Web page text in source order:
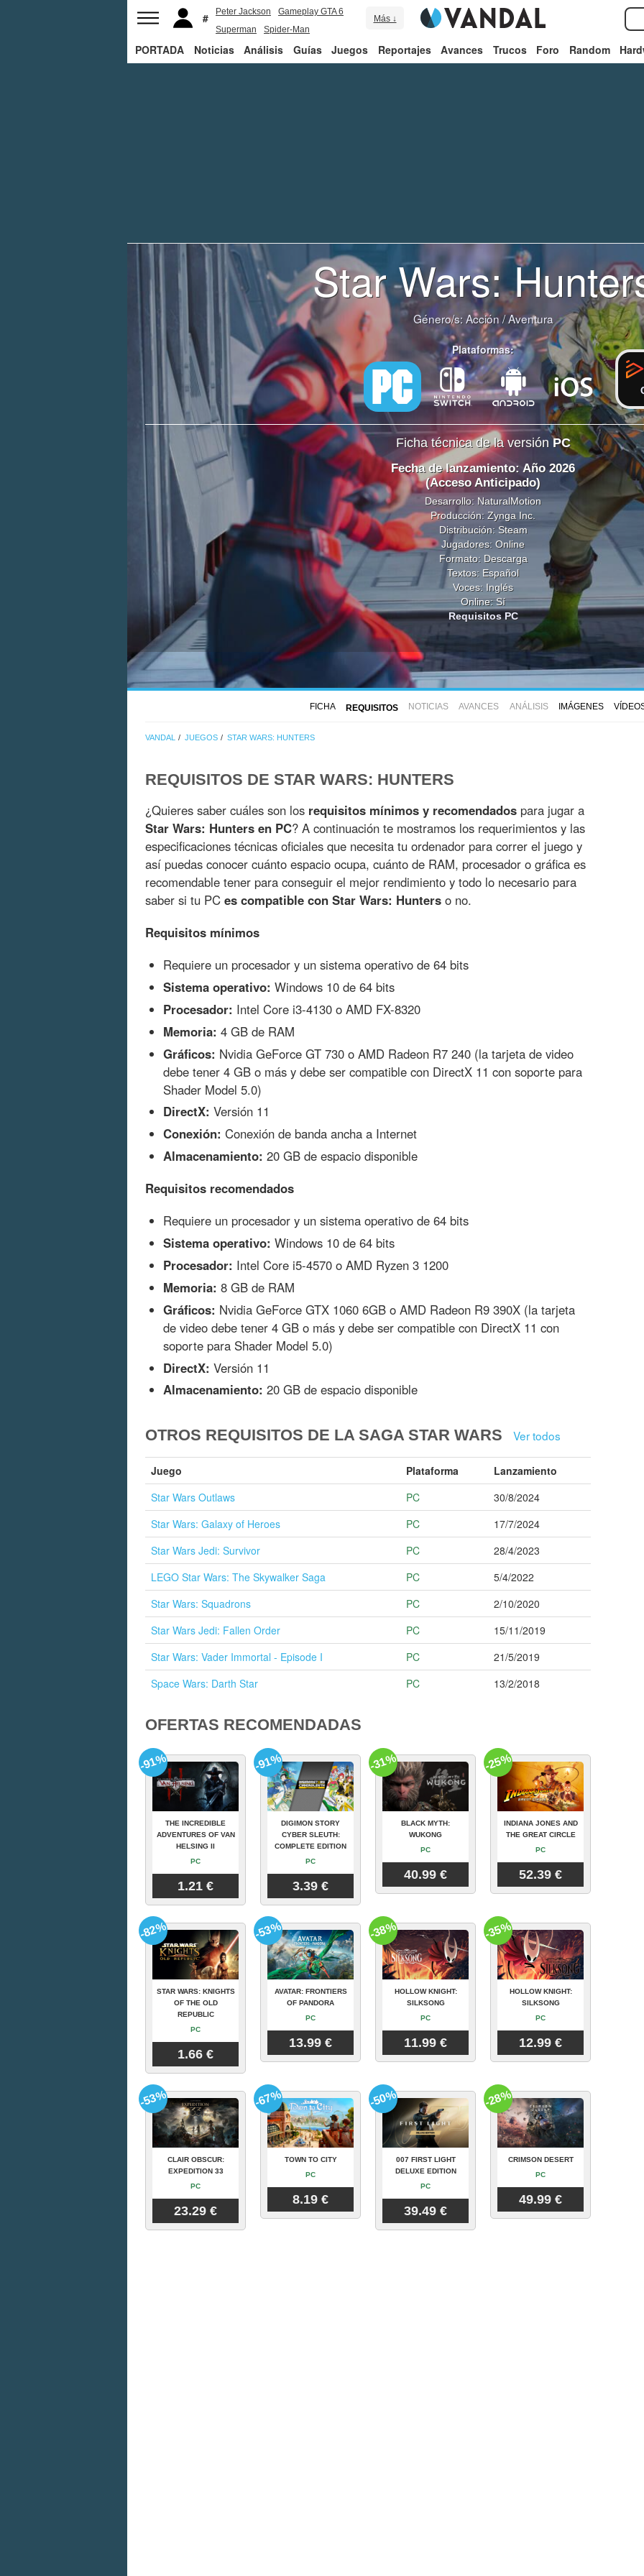
Peter Jackson
Gameplay GTA 6
Superman
Spider-Man
Más ↓
PORTADA Noticias Análisis Guías Juegos Reportajes Avances Trucos Foro Random
Star Wars:
Género/s:Acción /Aventura
Plataformas:
Ficha técnica de la versión PC
Fecha de lanzamiento: Año 2026
(Acceso Anticipado)
Desarrollo: NaturalMotion
Producción: Zynga Inc.
Distribución: Steam
Jugadores: Online
Formato: Descarga
Textos: Español
Voces: Inglés
Online: Sí
Requisitos PC
FICHA REQUISITOS NOTICIAS AVANCES ANÁLISIS IMÁGENES
VANDAL JUEGOS STAR WARS: HUNTERS
REQUISITOS DE STAR WARS: HUNTERS
¿Quieres saber cuáles son los requisitos mínimos y recomendados para jugar a
Star Wars: Hunters en PC? A continuación te mostramos los requerimientos y las
especificaciones técnicas oficiales que necesita tu ordenador para correr el juego y
así puedas conocer cuánto espacio ocupa, cuánto de RAM, procesador o gráfica es
recomendable tener para conseguir el mejor rendimiento y todo lo necesario para
saber si tu PC es compatible con Star Wars: Hunters o no.
Requisitos mínimos
Requiere un procesador y un sistema operativo de 64 bits
Sistema operativo: Windows 10 de 64 bits
Procesador: Intel Core i3-4130 o AMD FX-8320
Memoria: 4 GB de RAM
Gráficos: Nvidia GeForce GT 730 o AMD Radeon R7 240 (la tarjeta de video
debe tener 4 GB o más y debe ser compatible con DirectX 11 con soporte para
Shader Model 5.0)
DirectX: Versión 11
Conexión: Conexión de banda ancha a Internet
Almacenamiento: 20 GB de espacio disponible
Requisitos recomendados
Requiere un procesador y un sistema operativo de 64 bits
Sistema operativo: Windows 10 de 64 bits
Procesador: Intel Core i5-4570 o AMD Ryzen 3 1200
Memoria: 8 GB de RAM
Gráficos: Nvidia GeForce GTX 1060 6GB o AMD Radeon R9 390X (la tarjeta
de video debe tener 4 GB o más y debe ser compatible con DirectX 11 con
soporte para Shader Model 5.0)
DirectX: Versión 11
Almacenamiento: 20 GB de espacio disponible
OTROS REQUISITOS DE LA SAGA STAR WARS Ver todos
Juego Plataforma
Lanzamiento
Star Wars Outlaws
PC
30/8/2024
Star Wars: Galaxy of Heroes
PC
17/7/2024
Star Wars Jedi: Survivor
PC
28/4/2023
LEGO Star Wars: The Skywalker Saga
PC
5/4/2022
Star Wars: Squadrons
PC
2/10/2020
Star Wars Jedi: Fallen Order
PC
15/11/2019
Star Wars: Vader Immortal - Episode I
PC
21/5/2019
Space Wars: Darth Star
PC 13/2/2018
OFERTAS RECOMENDADAS
THE INCREDIBLE
ADVENTURES OF VAN
HELSING II
PC
1.21 €
-91%
DIGIMON STORY
CYBER SLEUTH:
COMPLETE EDITION
PC
3.39 €
-91%
BLACK MYTH:
WUKONG
PC
40.99 €
-31%
INDIANA JONES AND
THE GREAT CIRCLE
PC
52.39 €
-25%
STAR WARS: KNIGHTS
OF THE OLD
REPUBLIC
PC
1.66 €
-82%
AVATAR: FRONTIERS
OF PANDORA
PC
13.99 €
-53%
HOLLOW KNIGHT:
SILKSONG
PC
11.99 €
-38%
HOLLOW KNIGHT:
SILKSONG
PC
12.99 €
-35%
CLAIR OBSCUR:
EXPEDITION 33
PC
23.29 €
-53%
TOWN TO CITY
PC
8.19 €
-67%
007 FIRST LIGHT
DELUXE EDITION
PC
39.49 €
-50%
CRIMSON DESERT
PC
49.99 €
-28%